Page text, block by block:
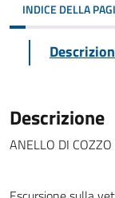
INDICE DELLA
Descrizione
ANELLO DI